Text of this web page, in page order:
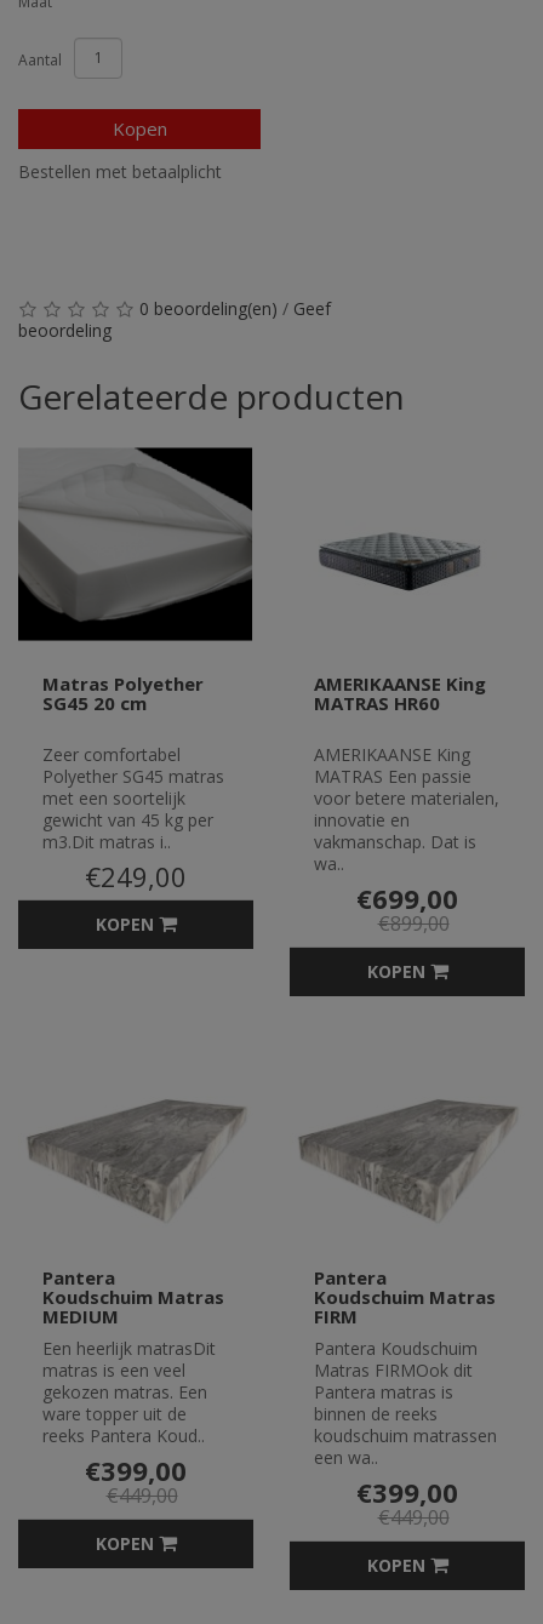
Aantal
Kopen
Bestellen met betaalplicht
0 beoordeling(en) / Geef
beoordeling
Gerelateerde producten
Matras Polyether
SG45 20 cm
Zeer comfortabel
Polyether SG45 matras
met een soortelijk
gewicht van 45 kg per
m3.Dit matras i..
€249,00
KOPEN
AMERIKAANSE King
MATRAS HR60
AMERIKAANSE King
MATRAS Een passie
voor betere materialen,
innovatie en
vakmanschap. Dat is
wa..
€699,00
€899,00
KOPEN
Pantera
Koudschuim Matras
MEDIUM
Een heerlijk matrasDit
matras is een veel
gekozen matras. Een
ware topper uit de
reeks Pantera Koud..
€399,00
€449,00
KOPEN
Pantera
Koudschuim Matras
FIRM
Pantera Koudschuim
Matras FIRMOok dit
Pantera matras is
binnen de reeks
koudschuim matrassen
een wa..
€399,00
€449,00
KOPEN